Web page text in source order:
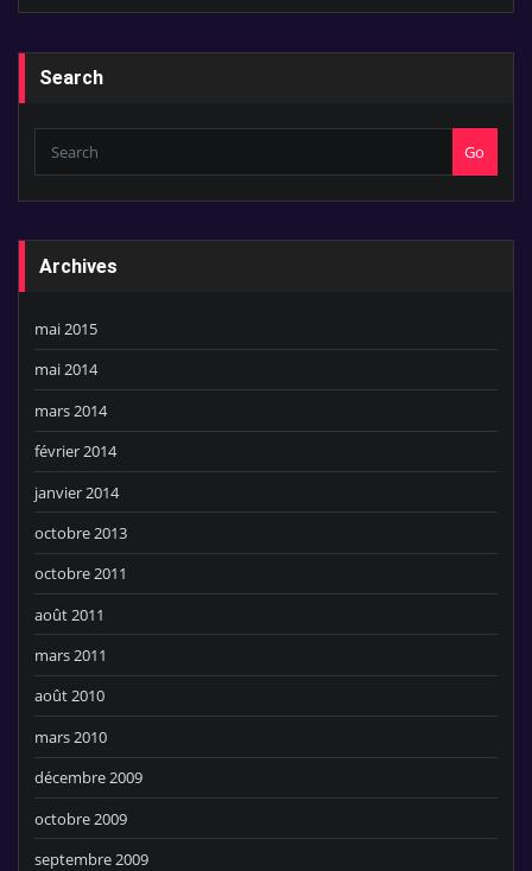
Search
Go
Archives
mai 2015
mai 2014
mars 2014
février 2014
janvier 2014
octobre 2013
octobre 2011
août 2011
mars 2011
août 2010
mars 2010
décembre 2009
octobre 2009
septembre 2009